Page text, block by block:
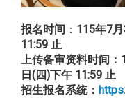
报名时间 ： 115年7
11:59 止
上传备审资料时间：
日(四)下午 11:59 止
招生报名系统：